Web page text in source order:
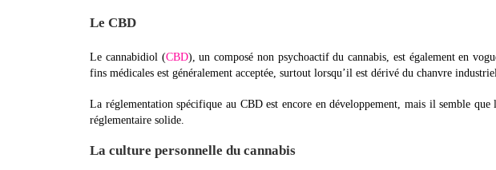
Le CBD
Le cannabidiol (CBD), un composé non psychoactif du cannabis, est également en
fins médicales est généralement acceptée, surtout lorsqu’il est dérivé du chanvre
La réglementation spécifique au CBD est encore en développement, mais il semble
réglementaire solide.
La culture personnelle du cannabis